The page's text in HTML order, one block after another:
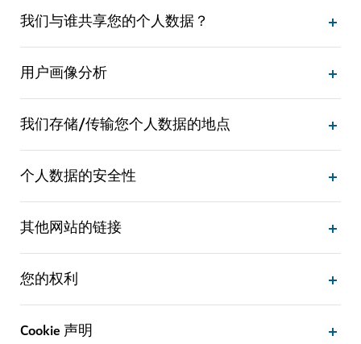
我们与谁共享您的个人数据？
用户画像分析
我们存储/传输您个人数据的地点
个人数据的安全性
其他网站的链接
您的权利
Cookie 声明